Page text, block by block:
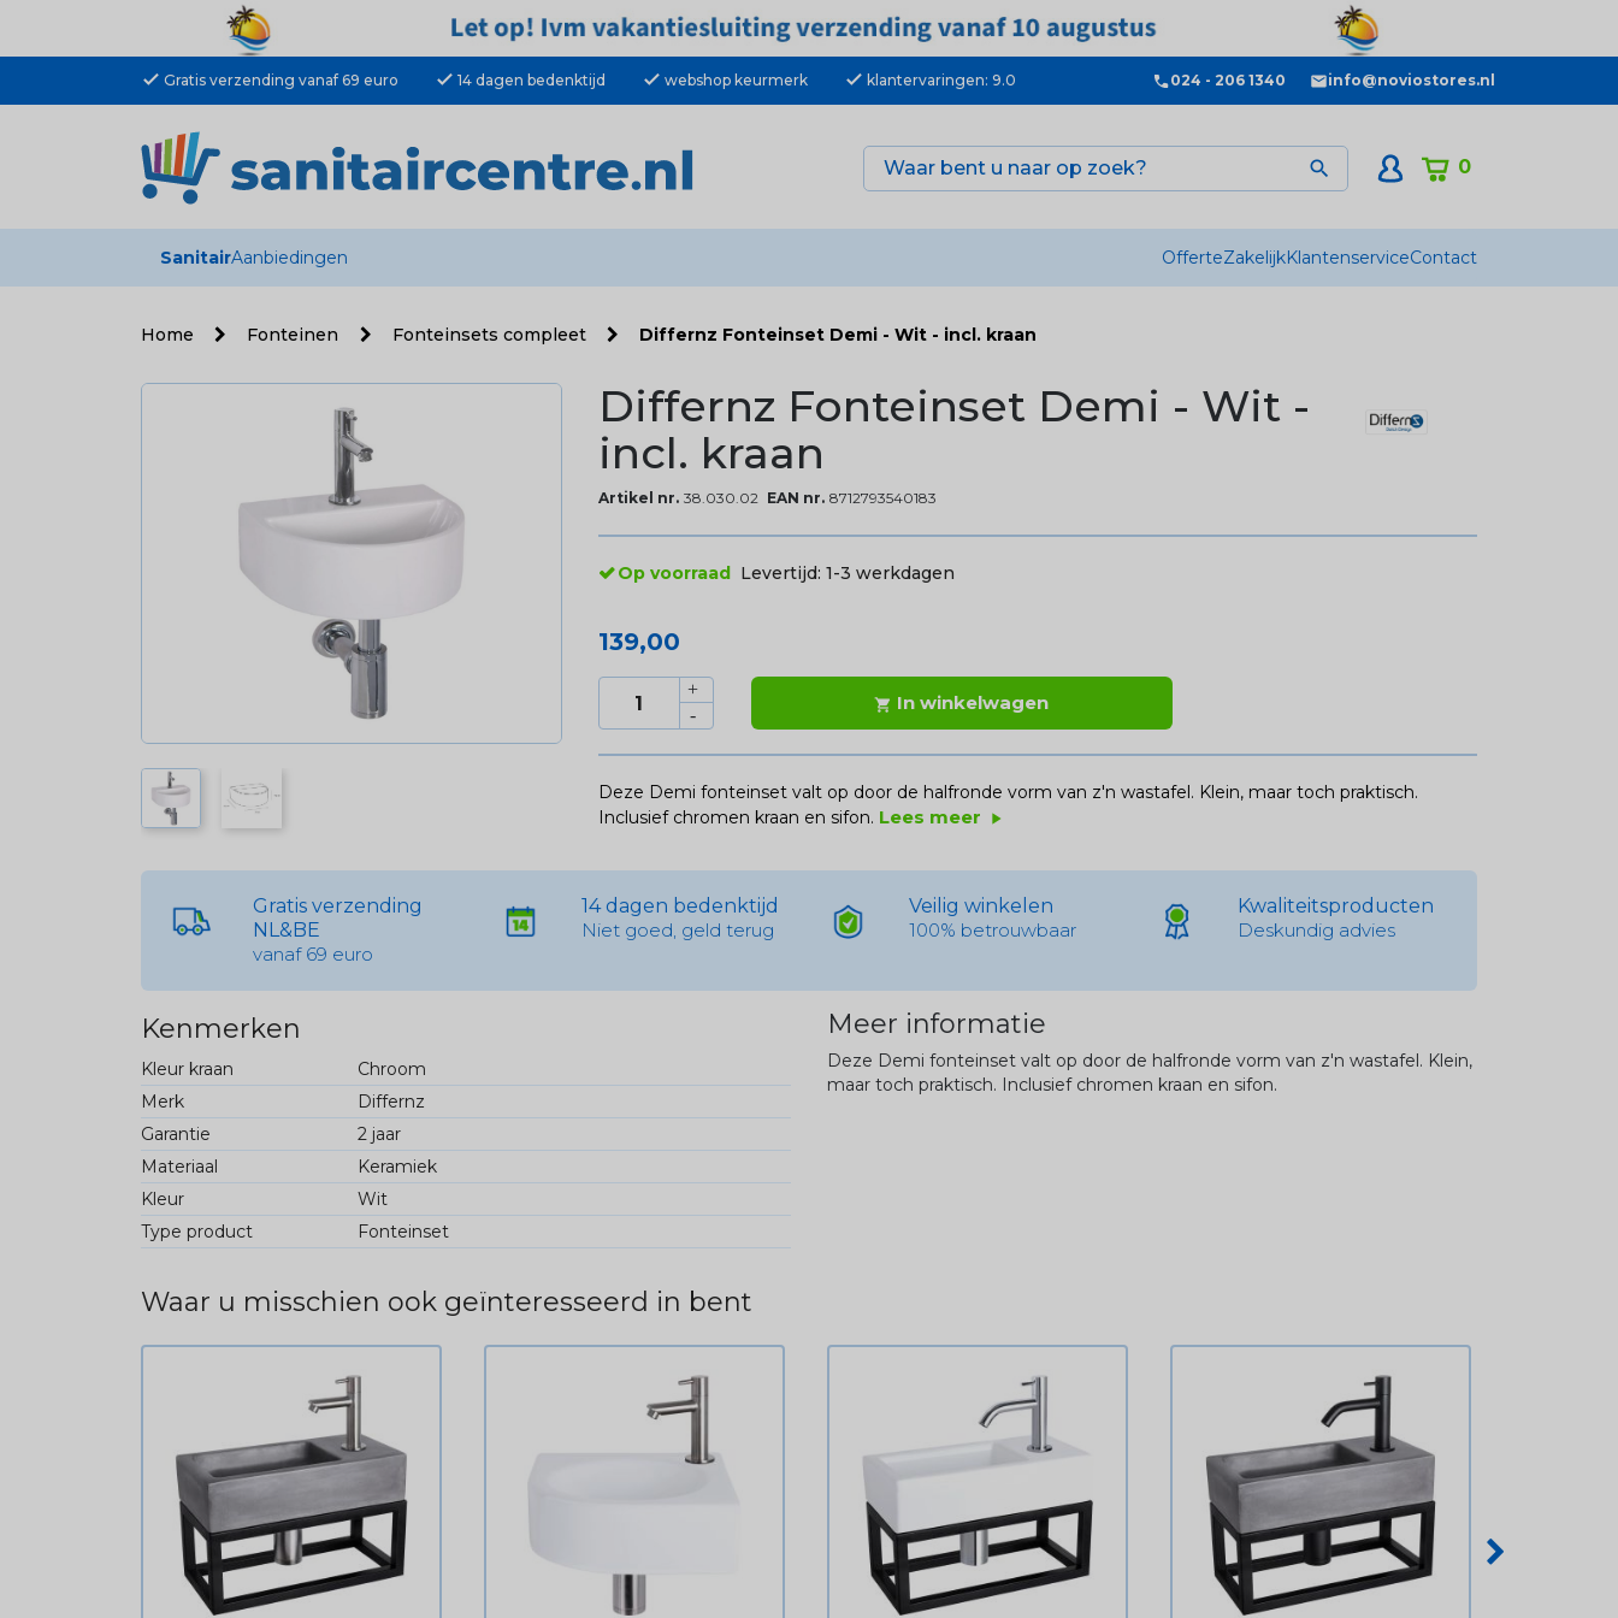
check Gratis verzending vanaf 69 euro check 14 dagen bedenktijd check webshop keurmerk check klantervaringen: 9.0 024 - 206 1340 info@noviostores.nl
0

SanitairAanbiedingen OfferteZakelijkKlantenserviceContact
Home Fonteinen Fonteinsets compleet Differnz Fonteinset Demi - Wit - incl. kraan
Differnz Fonteinset Demi - Wit -
incl. kraan
Artikel nr. 38.030.02 EAN nr. 8712793540183
Op voorraad Levertijd: 1-3 werkdagen
139,00
 In winkelwagen
Deze Demi fonteinset valt op door de halfronde vorm van z'n wastafel. Klein, maar toch praktisch.
Inclusief chromen kraan en sifon. Lees meer play_arrow
Gratis verzending
NL&BE
vanaf 69 euro
14 dagen bedenktijd
Niet goed, geld terug
Veilig winkelen
100% betrouwbaar
Kwaliteitsproducten
Deskundig advies
Kenmerken
Kleur kraan
Chroom
Merk
Differnz
Garantie
2 jaar
Materiaal
Keramiek
Kleur
Wit
Type product
Fonteinset
Meer informatie
Deze Demi fonteinset valt op door de halfronde vorm van z'n wastafel. Klein,
maar toch praktisch. Inclusief chromen kraan en sifon.
Waar u misschien ook geïnteresseerd in bent